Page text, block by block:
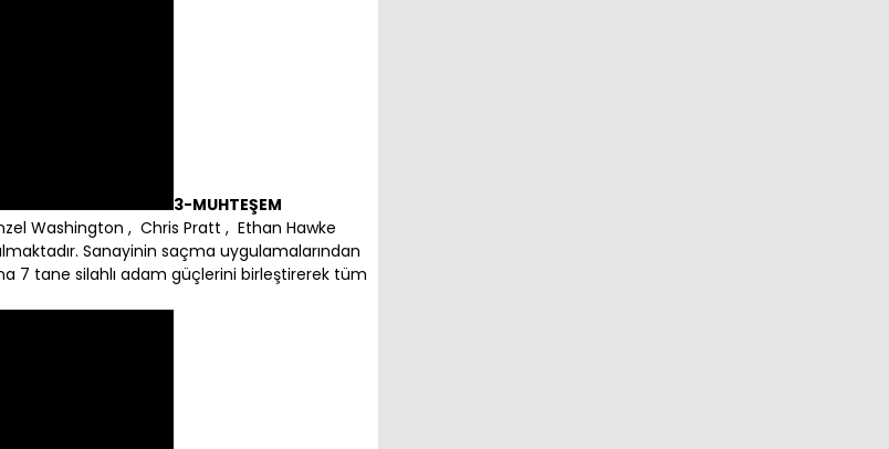
3-MUHTEŞEM
Washington , Chris Pratt , Ethan Hawke
Sanayinin saçma uygulamalarından
7 tane silahlı adam güçlerini birleştirerek tüm